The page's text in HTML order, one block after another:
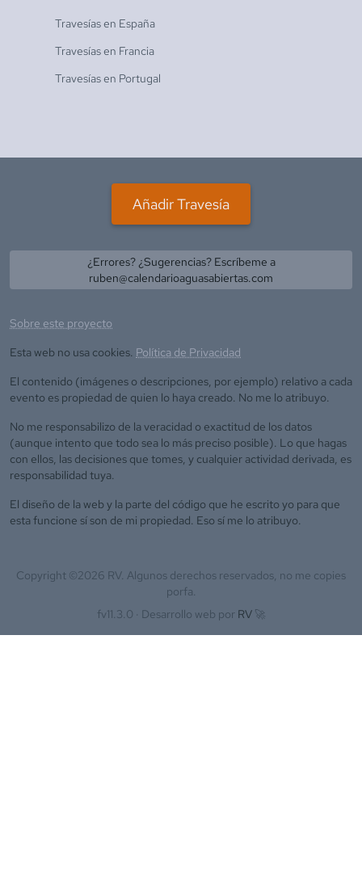
Travesías en España
Travesías en Francia
Travesías en Portugal
Añadir Travesía
¿Errores? ¿Sugerencias? Escríbeme a
ruben@calendarioaguasabiertas.com
Sobre este proyecto
Esta web no usa cookies. Política de Privacidad
El contenido (imágenes o descripciones, por ejemplo) relativo a cada
evento es propiedad de quien lo haya creado. No me lo atribuyo.
No me responsabilizo de la veracidad o exactitud de los datos
(aunque intento que todo sea lo más preciso posible). Lo que hagas
con ellos, las decisiones que tomes, y cualquier actividad derivada, es
responsabilidad tuya.
El diseño de la web y la parte del código que he escrito yo para que
esta funcione sí son de mi propiedad. Eso sí me lo atribuyo.
Copyright ©2026 RV. Algunos derechos reservados, no me copies
porfa.
fv11.3.0 · Desarrollo web por RV 🚀